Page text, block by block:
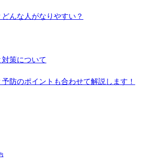
んな人がなりやすい？
策について
防のポイントも合わせて解説します！